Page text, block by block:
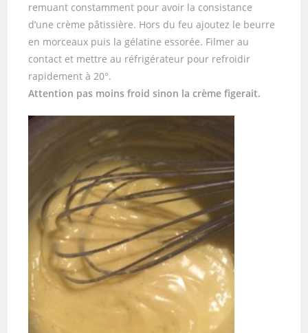
remuant constamment pour avoir la consistance
d’une crème pâtissière. Hors du feu ajoutez le beurre
en morceaux puis la gélatine essorée. Filmer au
contact et mettre au réfrigérateur pour refroidir
rapidement à 20°.
Attention pas moins froid sinon la crème figerait.